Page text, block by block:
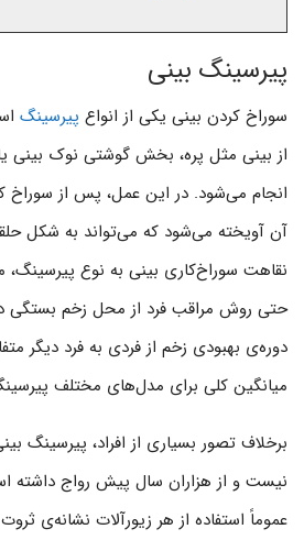
پیرسینگ بینی
سوراخ کردن بینی یکی از انواع پیرسینگ
از بینی مثل پره، بخش گوشتی نوک بینی
انجام می‌شود. در این عمل، پس از سوراخ
آن آویخته می‌شود که می‌تواند به شکل
نقاهت سوراخ‌کاری بینی به نوع
حتی روش مراقب فرد از محل زخم بستگی
دوره‌ی بهبودی زخم از فردی به فرد دیگر
میانگین کلی برای مدل‌های مختلف
برخلاف تصور بسیاری از افراد، پیرسینگ
نیست و از هزاران سال پیش رواج داشته
عموماً استفاده از هر زیورآلات نشانه‌ی